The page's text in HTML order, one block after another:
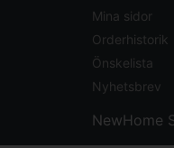
Mina sidor
Orderhistorik
Önskelista
Nyhetsbrev
NewHome